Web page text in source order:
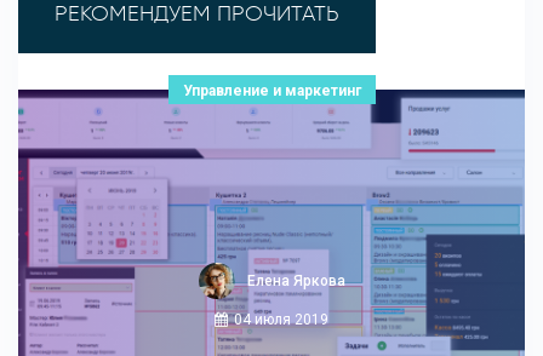
РЕКОМЕНДУЕМ ПРОЧИТАТЬ
Управление и маркетинг
Елена Яркова
04 июля 2019